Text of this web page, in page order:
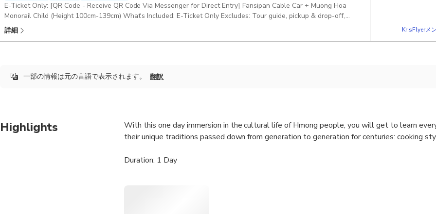
E-Ticket Only: [QR Code - Receive QR Code Via Messenger for Direct Entry] Fansipan Cable Car + Muong Hoa
Monorail Child (Height 100cm-139cm) What's Included: E-Ticket Only Excludes: Tour guide, pickup & drop-off,
Anything not specifically mentioned in this option
詳細 KrisFlyerメ
一部の情報は元の言語で表示されます。 翻訳
Highlights
With this one day immersion in the cultural life of Hmong people, you will get to learn
their unique traditions passed down from generation to generation for centuries: cooking
Duration: 1 Day